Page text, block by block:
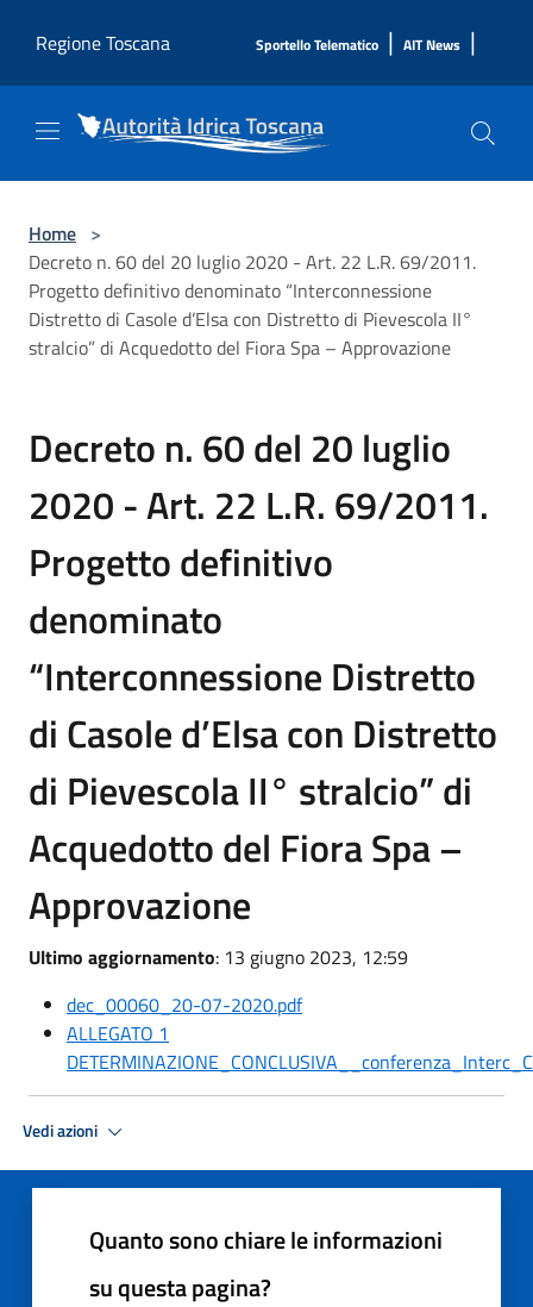
Regione Toscana
Sportello Telematico | AIT News |
Home >
Decreto n. 60 del 20 luglio 2020 - Art. 22 L.R. 69/2011.
Progetto definitivo denominato “Interconnessione
Distretto di Casole d’Elsa con Distretto di Pievescola II°
stralcio” di Acquedotto del Fiora Spa – Approvazione
Decreto n. 60 del 20 luglio
2020 - Art. 22 L.R. 69/2011.
Progetto definitivo
denominato
“Interconnessione Distretto
di Casole d’Elsa con Distretto
di Pievescola II° stralcio” di
Acquedotto del Fiora Spa –
Approvazione
Ultimo aggiornamento: 13 giugno 2023, 12:59
dec_00060_20-07-2020.pdf
ALLEGATO 1
Vedi azioni
Quanto sono chiare le informazioni
su questa pagina?